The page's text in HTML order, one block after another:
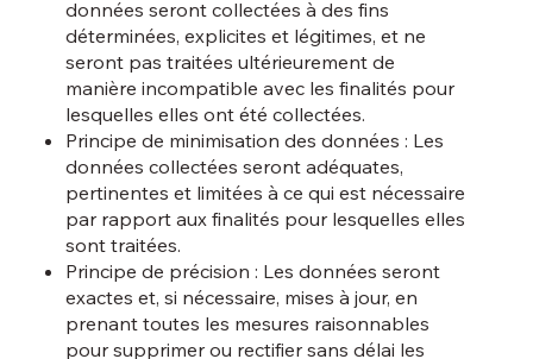
données seront collectées à des fins
déterminées, explicites et légitimes, et ne
seront pas traitées ultérieurement de
manière incompatible avec les finalités pour
lesquelles elles ont été collectées.
Principe de minimisation des données : Les
données collectées seront adéquates,
pertinentes et limitées à ce qui est nécessaire
par rapport aux finalités pour lesquelles elles
sont traitées.
Principe de précision : Les données seront
exactes et, si nécessaire, mises à jour, en
prenant toutes les mesures raisonnables
pour supprimer ou rectifier sans délai les